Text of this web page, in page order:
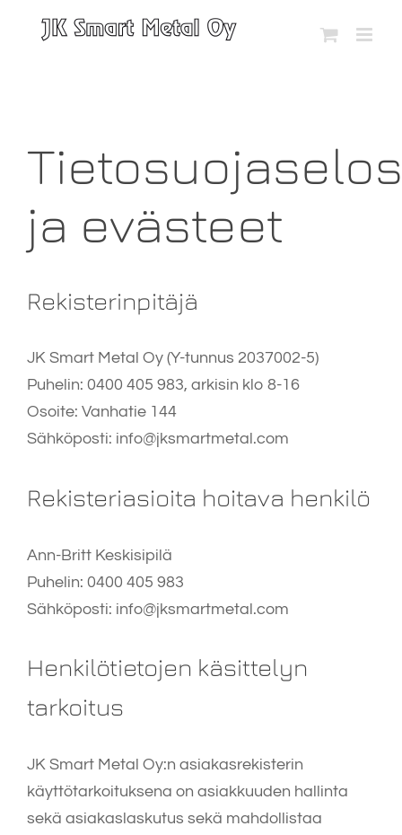
ja evästeet
Rekisterinpitäjä
JK Smart Metal Oy (Y-tunnus 2037002-5)
Puhelin: 0400 405 983, arkisin klo 8-16
Osoite: Vanhatie 144
Sähköposti: info@jksmartmetal.com
Rekisteriasioita hoitava henkilö
Ann-Britt Keskisipilä
Puhelin: 0400 405 983
Sähköposti: info@jksmartmetal.com
Henkilötietojen käsittelyn
tarkoitus
JK Smart Metal Oy:n asiakasrekisterin
käyttötarkoituksena on asiakkuuden hallinta
sekä asiakaslaskutus sekä mahdollistaa